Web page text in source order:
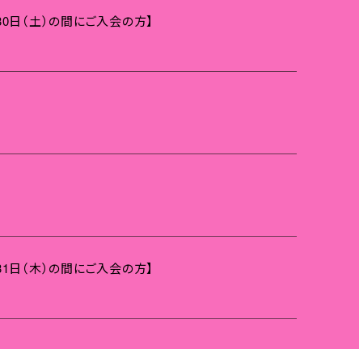
（土）の間にご入会の方】
（木）の間にご入会の方】